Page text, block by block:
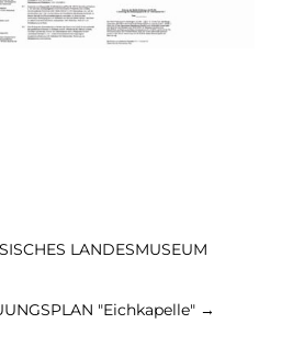
LANDESMUSEUM
"Eichkapelle" →